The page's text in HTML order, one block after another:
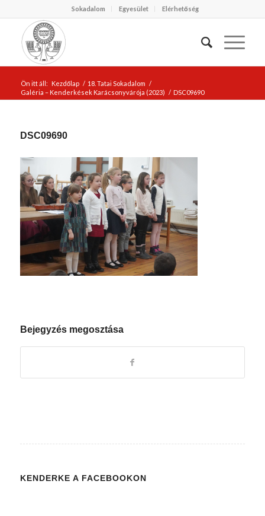
Sokadalom Egyesület Elérhetőség
Ön itt áll: Kezdőlap / 18. Tatai Sokadalom /
Galéria – Kenderkések Karácsonyvárója (2023) / DSC09690
DSC09690
Bejegyzés megosztása
KENDERKE A FACEBOOKON